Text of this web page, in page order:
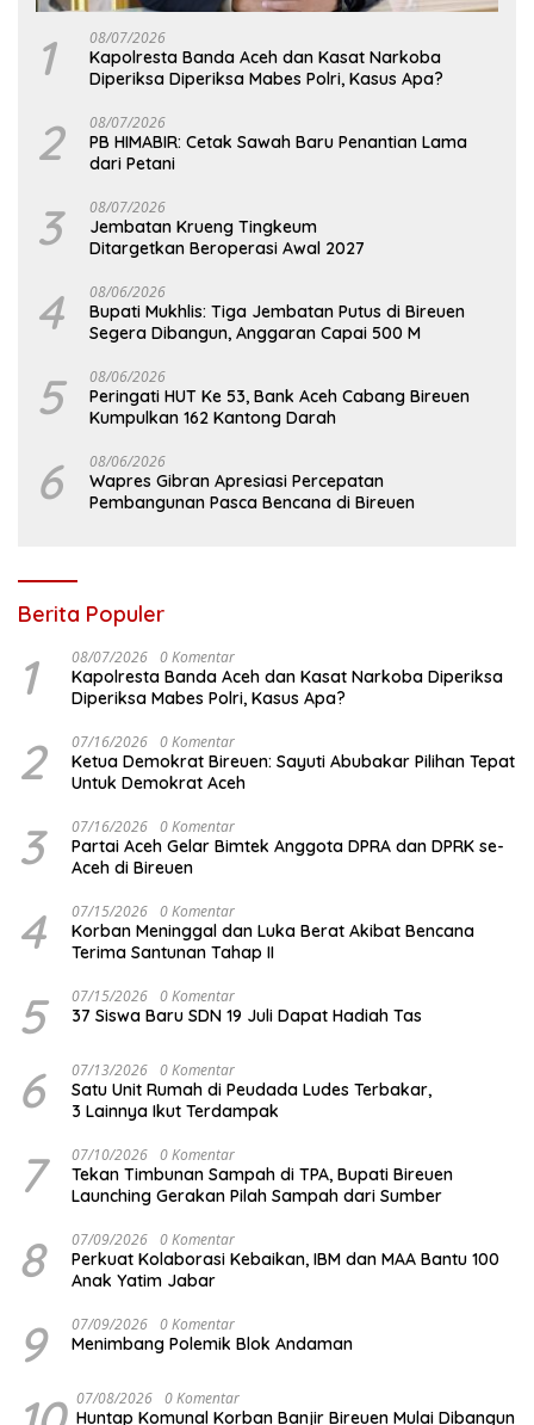
1 08/07/2026
Kapolresta Banda Aceh dan Kasat Narkoba
Diperiksa Diperiksa Mabes Polri, Kasus Apa?
2 08/07/2026
PB HIMABIR: Cetak Sawah Baru Penantian Lama
dari Petani
3 08/07/2026
Jembatan Krueng Tingkeum
Ditargetkan Beroperasi Awal 2027
4 08/06/2026
Bupati Mukhlis: Tiga Jembatan Putus di Bireuen
Segera Dibangun, Anggaran Capai 500 M
5 08/06/2026
Peringati HUT Ke 53, Bank Aceh Cabang Bireuen
Kumpulkan 162 Kantong Darah
6 08/06/2026
Wapres Gibran Apresiasi Percepatan
Pembangunan Pasca Bencana di Bireuen
Berita Populer
1 08/07/2026 0 Komentar
Kapolresta Banda Aceh dan Kasat Narkoba Diperiksa
Diperiksa Mabes Polri, Kasus Apa?
2 07/16/2026 0 Komentar
Ketua Demokrat Bireuen: Sayuti Abubakar Pilihan Tepat
Untuk Demokrat Aceh
3 07/16/2026 0 Komentar
Partai Aceh Gelar Bimtek Anggota DPRA dan DPRK se-
Aceh di Bireuen
4 07/15/2026 0 Komentar
Korban Meninggal dan Luka Berat Akibat Bencana
Terima Santunan Tahap II
5 07/15/2026 0 Komentar
37 Siswa Baru SDN 19 Juli Dapat Hadiah Tas
6 07/13/2026 0 Komentar
Satu Unit Rumah di Peudada Ludes Terbakar,
3 Lainnya Ikut Terdampak
7 07/10/2026 0 Komentar
Tekan Timbunan Sampah di TPA, Bupati Bireuen
Launching Gerakan Pilah Sampah dari Sumber
8 07/09/2026 0 Komentar
Perkuat Kolaborasi Kebaikan, IBM dan MAA Bantu 100
Anak Yatim Jabar
9 07/09/2026 0 Komentar
Menimbang Polemik Blok Andaman
07/08/2026 0 Komentar
Huntap Komunal Korban Banjir Bireuen Mulai Dibangun